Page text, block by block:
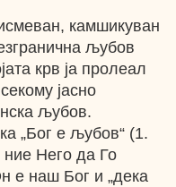
камшикуван
љубов
крв ја пролеал
јасно
љубов.
„Бог е љубов“ (1.
ние Него да Го
е наш Бог и „дека